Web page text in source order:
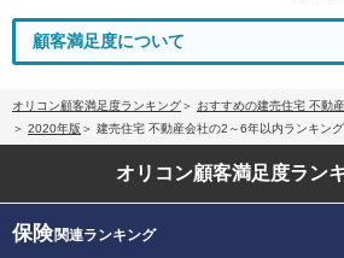
顧客満足度について
オリコン顧客満足度ランキング
おすすめの建売住宅 不動
2020年版
建売住宅 不動産会社の2～6年以内ランキン
オリコン顧客満足度ラン
保険関連ランキング